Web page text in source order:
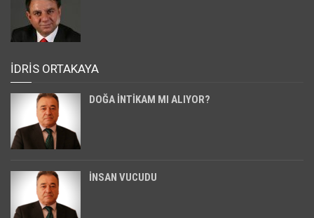
İDRİS ORTAKAYA
DOĞA İNTİKAM MI ALIYOR?
İNSAN VUCUDU